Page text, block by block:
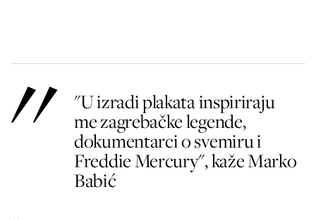
"U izradi plakata inspiriraju
me zagrebačke legende,
dokumentarci o svemiru i
Freddie Mercury", kaže Marko
Babić